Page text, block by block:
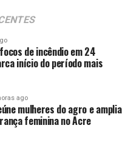
de incêndio em 24
início do período mais
ago
mulheres do agro e amplia
feminina no Acre